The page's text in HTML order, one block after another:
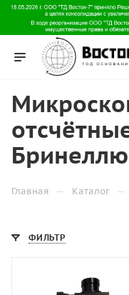
Бринеллю
Главная — Каталог —
ФИЛЬТР